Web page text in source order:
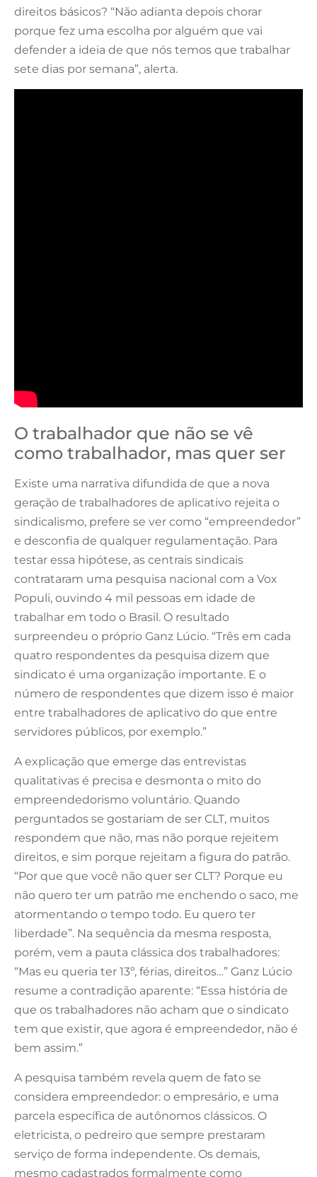
direitos básicos? “Não adianta depois chorar
porque fez uma escolha por alguém que vai
defender a ideia de que nós temos que trabalhar
sete dias por semana”, alerta.
O trabalhador que não se vê
como trabalhador, mas quer ser
Existe uma narrativa difundida de que a nova
geração de trabalhadores de aplicativo rejeita o
sindicalismo, prefere se ver como “empreendedor”
e desconfia de qualquer regulamentação. Para
testar essa hipótese, as centrais sindicais
contrataram uma pesquisa nacional com a Vox
Populi, ouvindo 4 mil pessoas em idade de
trabalhar em todo o Brasil. O resultado
surpreendeu o próprio Ganz Lúcio. “Três em cada
quatro respondentes da pesquisa dizem que
sindicato é uma organização importante. E o
número de respondentes que dizem isso é maior
entre trabalhadores de aplicativo do que entre
servidores públicos, por exemplo.”
A explicação que emerge das entrevistas
qualitativas é precisa e desmonta o mito do
empreendedorismo voluntário. Quando
perguntados se gostariam de ser CLT, muitos
respondem que não, mas não porque rejeitem
direitos, e sim porque rejeitam a figura do patrão.
“Por que que você não quer ser CLT? Porque eu
não quero ter um patrão me enchendo o saco, me
atormentando o tempo todo. Eu quero ter
liberdade”. Na sequência da mesma resposta,
porém, vem a pauta clássica dos trabalhadores:
“Mas eu queria ter 13º, férias, direitos…” Ganz Lúcio
resume a contradição aparente: “Essa história de
que os trabalhadores não acham que o sindicato
tem que existir, que agora é empreendedor, não é
bem assim.”
A pesquisa também revela quem de fato se
considera empreendedor: o empresário, e uma
parcela específica de autônomos clássicos. O
eletricista, o pedreiro que sempre prestaram
serviço de forma independente. Os demais,
mesmo cadastrados formalmente como